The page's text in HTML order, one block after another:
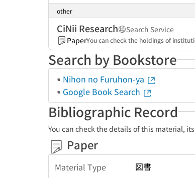
other
CiNii Research
Search Service
PaperYou can check the holdings of
Search by Bookstore
Nihon no Furuhon-ya
Google Book Search
Bibliographic Record
You can check the details of this material,
Paper
Material Type 図書